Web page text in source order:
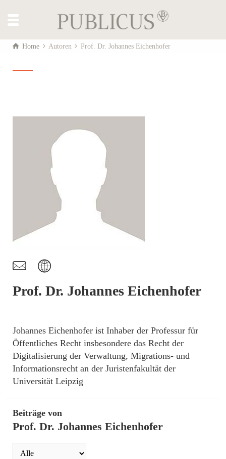
Home Autoren Prof. Dr. Johannes Eichenhofer
t I
Prof. Dr. Johannes Eichenhofer
Johannes Eichenhofer ist Inhaber der Professur für
Öffentliches Recht insbesondere das Recht der
Digitalisierung der Verwaltung, Migrations- und
Informationsrecht an der Juristenfakultät der
Universität Leipzig
Beiträge von
Prof. Dr. Johannes Eichenhofer